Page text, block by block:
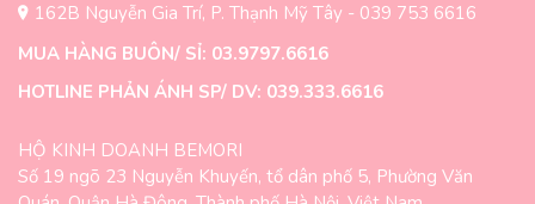
162B Nguyễn Gia Trí, P. Thạnh Mỹ Tây - 039 753 6616
MUA HÀNG BUÔN/ SỈ: 03.9797.6616
HOTLINE PHẢN ÁNH SP/ DV: 039.333.6616
HỘ KINH DOANH BEMORI
Số 19 ngõ 23 Nguyễn Khuyến, tổ dân phố 5, Phường Văn